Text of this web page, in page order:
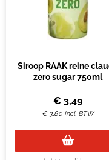
Siroop RAAK reine
zero sugar 750ml
€ 3,49
€ 3,80 Incl. BTW